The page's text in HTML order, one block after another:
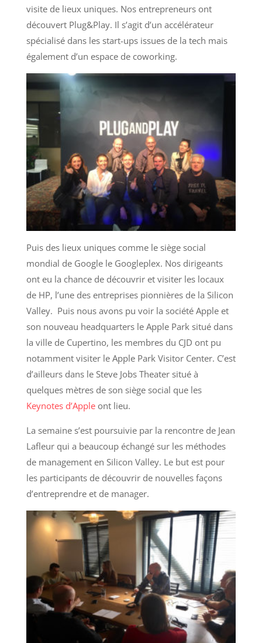
visite de lieux uniques. Nos entrepreneurs ont
découvert Plug&Play. Il s’agit d’un accélérateur
spécialisé dans les start-ups issues de la tech mais
également d’un espace de coworking.
Puis des lieux uniques comme le siège social
mondial de Google le Googleplex. Nos dirigeants
ont eu la chance de découvrir et visiter les locaux
de HP, l’une des entreprises pionnières de la Silicon
Valley. Puis nous avons pu voir la société Apple et
son nouveau headquarters le Apple Park situé dans
la ville de Cupertino, les membres du CJD ont pu
notamment visiter le Apple Park Visitor Center. C’est
d’ailleurs dans le Steve Jobs Theater situé à
quelques mètres de son siège social que les
Keynotes d’Appleont lieu.
La semaine s’est poursuivie par la rencontre de Jean
Lafleur qui a beaucoup échangé sur les méthodes
de management en Silicon Valley. Le but est pour
les participants de découvrir de nouvelles façons
d’entreprendre et de manager.